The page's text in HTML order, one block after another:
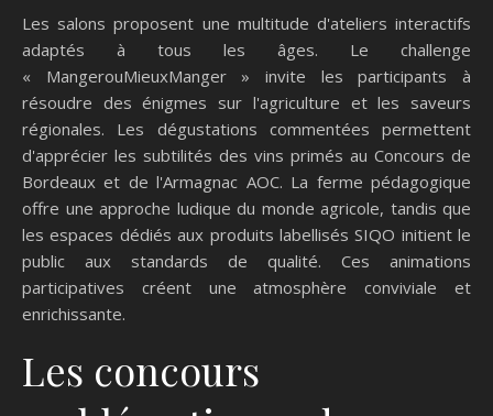
Les salons proposent une multitude d'ateliers interactifs
adaptés à tous les âges. Le challenge
« MangerouMieuxManger » invite les participants à
résoudre des énigmes sur l'agriculture et les saveurs
régionales. Les dégustations commentées permettent
d'apprécier les subtilités des vins primés au Concours de
Bordeaux et de l'Armagnac AOC. La ferme pédagogique
offre une approche ludique du monde agricole, tandis que
les espaces dédiés aux produits labellisés SIQO initient le
public aux standards de qualité. Ces animations
participatives créent une atmosphère conviviale et
enrichissante.
Les concours